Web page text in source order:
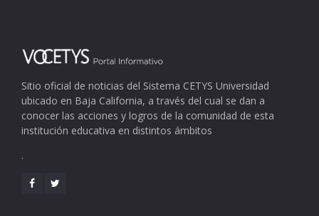
Sitio oficial de noticias del Sistema CETYS Universidad
ubicado en Baja California, a través del cual se dan a
conocer las acciones y logros de la comunidad de esta
institución educativa en distintos ámbitos
.